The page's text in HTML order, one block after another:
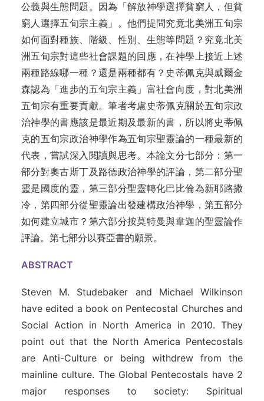
公義與生態問題。因為「解放神學選擇貧窮人，但貧
窮人選擇五旬宗主義」。他們提問究竟北美洲五旬宗
如何面對種族、階級、性別、生態等問題？究竟北美
洲五旬宗對這些社會課題的回應，在神學上接近上述
兩種路線哪一種？還是兩種都有？史蒂佩克與威爾金
森認為「進步的五旬宗主義」富社會向度，對北美洲
五旬宗有重要貢獻。筆者考慮史蒂佩克關於五旬宗政
治神學的書應該是最近期及最新的書，所以將史蒂佩
克的五旬宗政治神學作為五旬宗聖靈論的一種最新的
代表，嘗試深入閱讀與思考。本論文分七部分：第一
部分對奧古斯丁及路德政治神學的評論，第二部分聖
靈是國度的靈，第三部分聖靈轉化巴比倫為新耶路撒
冷，第四部分從聖靈論出發建構政治神學，第五部分
如何建立城市？第六部分按莫特曼與韋迦的聖靈論作
評論。第七部分以賽亞書的願景。
ABSTRACT
Steven M. Studebaker and Michael Wilkinson
have edited a book on Pentecostal Churches and
Social Action in North America in 2010. They
point out that the North America Pentecostals
are Anti-Culture or being withdrew from the
mainline culture. The Global Pentecostals have 2
major responses to society: Spiritual